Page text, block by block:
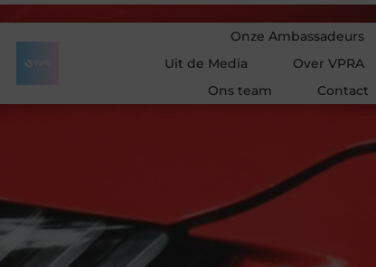
Onze Ambassadeurs
Uit de Media
Over VPRA
Ons team
Contact